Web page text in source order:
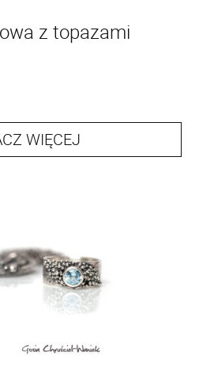
z topazami
WIĘCEJ